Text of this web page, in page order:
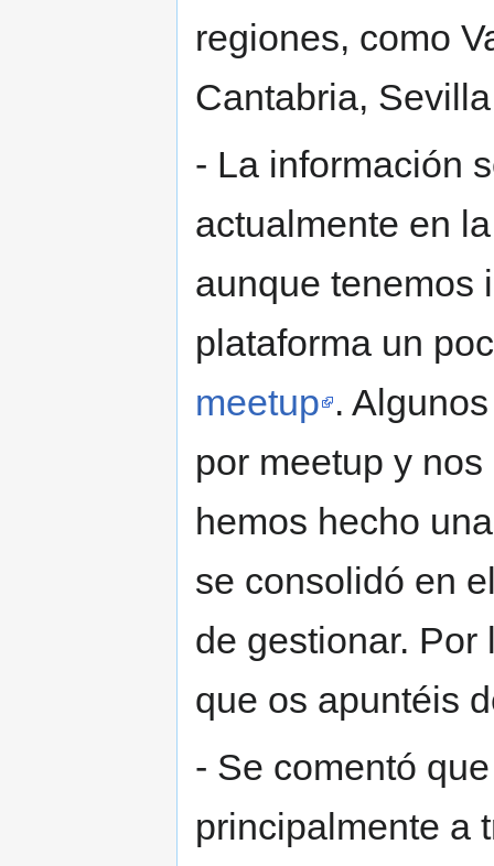
regiones, como
Cantabria,
- La información
actualmente en
aunque tenemos
plataforma un
meetup .
por meetup y
hemos hecho
se consolidó en
de gestionar.
que os apuntéis
- Se comentó
principalmente a